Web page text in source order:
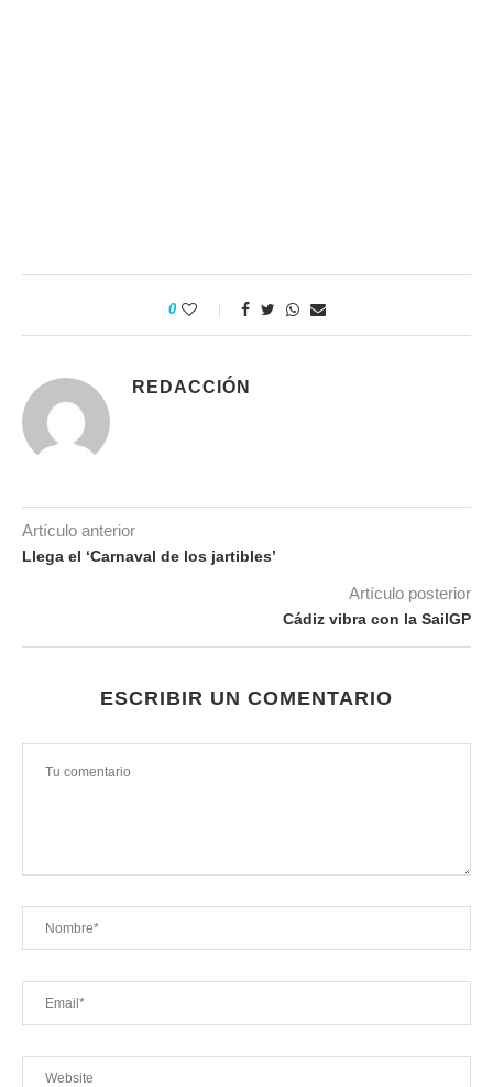
0
REDACCIÓN
Artículo anterior
Llega el ‘Carnaval de los jartibles’
Artículo posterior
Cádiz vibra con la SailGP
ESCRIBIR UN COMENTARIO